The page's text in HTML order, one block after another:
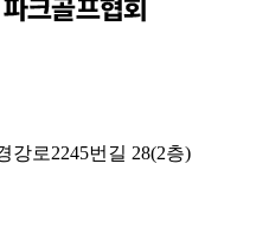
강로2245번길 28(2층)